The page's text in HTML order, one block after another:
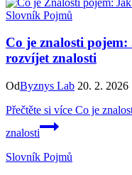
Slovník Pojmů
Co je znalosti
rozvíjet znalosti
OdByznys Lab 20. 2. 2026
Přečtěte si více Co je
znalosti
Slovník Pojmů